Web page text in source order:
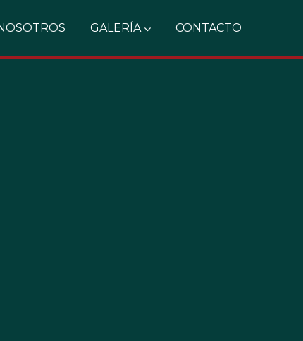
GALERÍA CONTACTO